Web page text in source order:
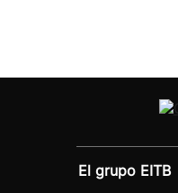
El grupo EITB